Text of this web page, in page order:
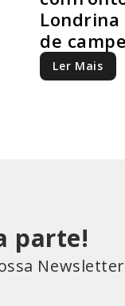
de
Ler Mais
parte!
Newsletter